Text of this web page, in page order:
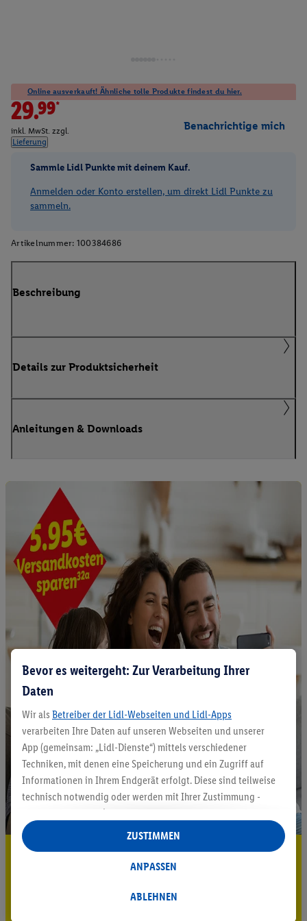
Online ausverkauft! Ähnliche tolle Produkte findest du hier.
29.99*
inkl. MwSt. zzgl.
Lieferung
Benachrichtige mich
Sammle Lidl Punkte mit deinem Kauf.
Anmelden oder Konto erstellen, um direkt Lidl Punkte zu
sammeln.
Artikelnummer: 100384686
Beschreibung
Details zur Produktsicherheit
Anleitungen & Downloads
5.95 € Versand sparen³²ᵃ
Bevor es weitergeht: Zur Verarbeitung Ihrer
Daten
Wir als Betreiber der Lidl-Webseiten und Lidl-Apps
verarbeiten Ihre Daten auf unseren Webseiten und unserer
App (gemeinsam: „Lidl-Dienste“) mittels verschiedener
Techniken, mit denen eine Speicherung und ein Zugriff auf
Informationen in Ihrem Endgerät erfolgt. Diese sind teilweise
technisch notwendig oder werden mit Ihrer Zustimmung -
auch durch Partner (u.a.
Verantwortliche; im Zusammenhang mit dem IAB TCF
insgesamt
Statistik-Erstellung oder für personalisierte Werbung
Datenverarbeitungen für personalisierte Werbung werden
ABLEHNEN
ANPASSEN
ZUSTIMMEN